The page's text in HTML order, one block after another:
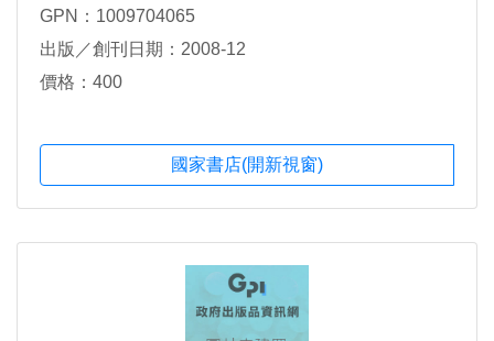
GPN：1009704065
出版／創刊日期：2008-12
價格：400
國家書店(開新視窗)